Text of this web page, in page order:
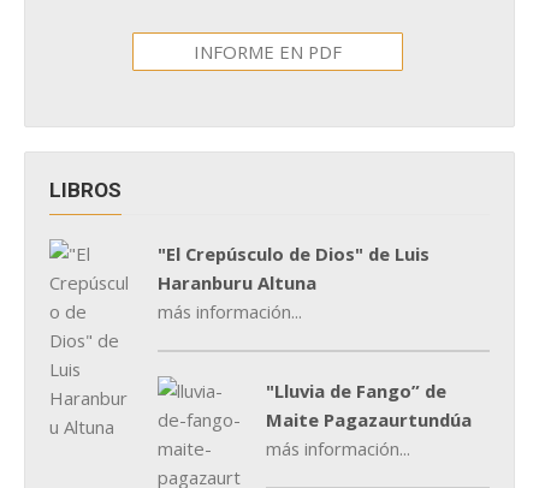
INFORME EN PDF
LIBROS
"El Crepúsculo de Dios" de Luis
Haranburu Altuna
más información...
"Lluvia de Fango” de
Maite Pagazaurtundúa
más información...